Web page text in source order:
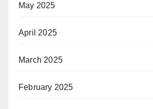
May 2025
April 2025
March 2025
February 2025